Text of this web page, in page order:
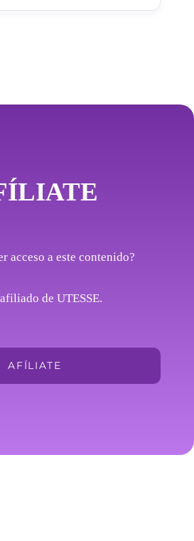
acceso a este contenido?
de UTESSE.
AFÍLIATE